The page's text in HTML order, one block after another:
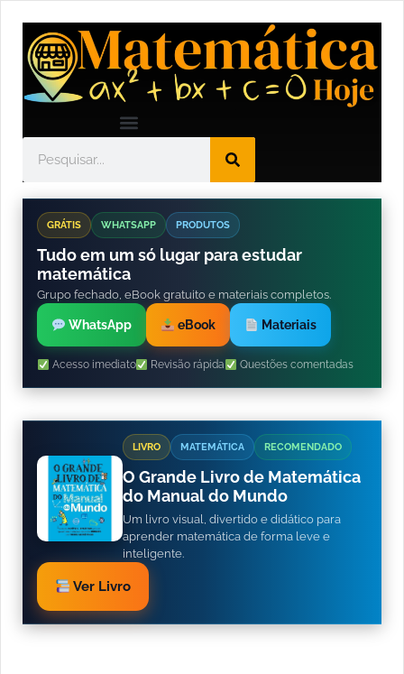
GRÁTIS WHATSAPP PRODUTOS
Tudo em um só lugar para estudar
matemática
Grupo fechado, eBook gratuito e materiais completos.
WhatsApp eBook Materiais
Acesso imediato Revisão rápida Questões comentadas
LIVRO MATEMÁTICA RECOMENDADO
O Grande Livro de Matemática
do Manual do Mundo
Um livro visual, divertido e didático para
aprender matemática de forma leve e
inteligente.
Ver Livro